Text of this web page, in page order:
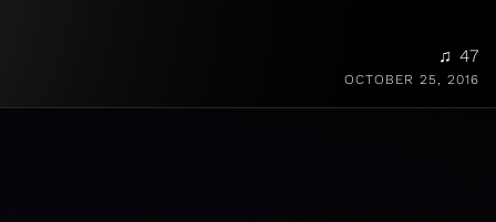
♫ 47
OCTOBER 25, 2016